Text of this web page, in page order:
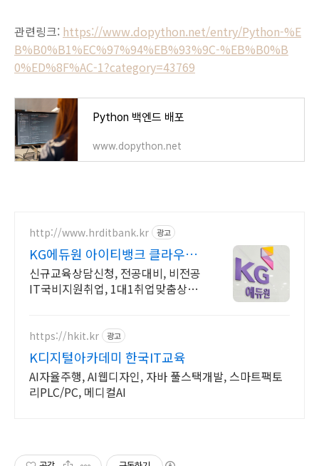
관련링크: https://www.dopython.net/entry/Python-%E
B%B0%B1%EC%97%94%EB%93%9C-%EB%B0%B
0%ED%8F%AC-1?category=43769
Python 백엔드 배포
www.dopython.net
http://www.hrditbank.kr 광고
KG에듀원 아이티뱅크 클라우드
정보보안 취업반
신규교육상담신청, 전공대비, 비전공
IT국비지원취업, 1대1취업맞춤상담,
https://hkit.kr 광고
K디지털아카데미 한국IT교육
AI자율주행, AI웹디자인, 자바 풀스택개발, 스마트팩토
리PLC/PC, 메디컬AI